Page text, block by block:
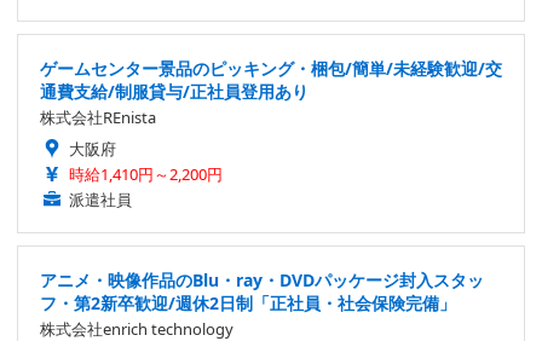
ゲームセンター景品のピッキング・梱包/簡単/未経験歓迎/交
通費支給/制服貸与/正社員登用あり
株式会社REnista
大阪府
時給1,410円～2,200円
派遣社員
アニメ・映像作品のBlu・ray・DVDパッケージ封入スタッ
フ・第2新卒歓迎/週休2日制「正社員・社会保険完備」
株式会社enrich technology